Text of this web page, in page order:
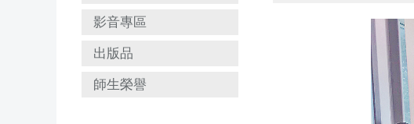
影音專區
出版品
師生榮譽